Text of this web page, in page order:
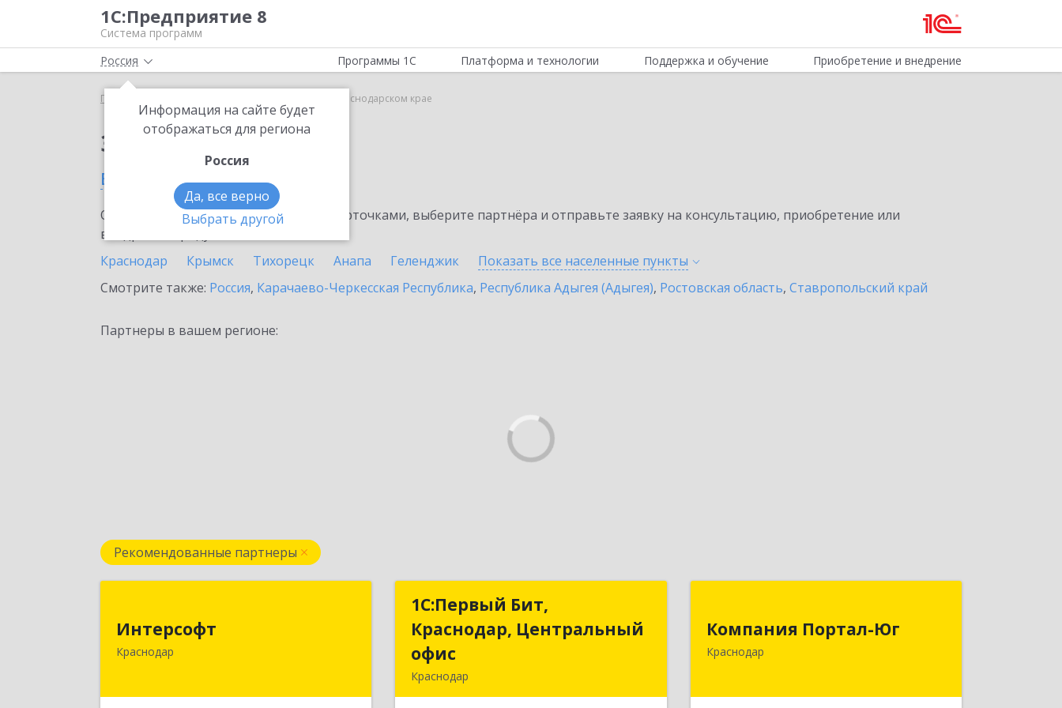
1С:Предприятие 8
Система программ
Россия
Информация на сайте будет
отображаться для региона
Россия
Да, все верно
Выбрать другой
Программы 1С Платформа и технологии Поддержка и обучение Приобретение и внедрение
Главная 1С-ЭДО в Краснодарском крае
Заказать 1С-ЭДО
в Краснодарском крае
Ознакомьтесь с информационными карточками, выберите партнёра и отправьте заявку на консультацию, приобретение или
внедрение продукта.
Краснодар
Крымск Тихорецк Анапа Геленджик Показать все населенные пункты
Смотрите также: Россия, Карачаево-Черкесская Республика, Республика Адыгея (Адыгея), Ростовская область, Ставропольский край
Партнеры в вашем регионе:
Рекомендованные партнеры
Интерсофт
Краснодар
350020, Краснодарский край,
Краснодар г, Рашпилевская ул, дом №
1С:Первый Бит,
Краснодар, Центральный
офис
Краснодар
1С:Первый Бит,
Краснодар, Центральный
Компания Портал-Юг
Краснодар
350015, Краснодарский край,
Краснодар г, Путевая ул, дом № 1,